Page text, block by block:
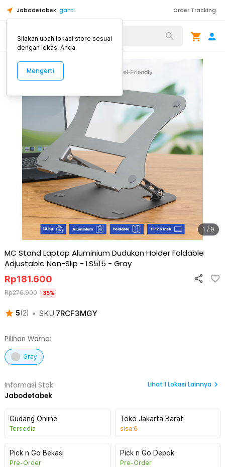
Jabodetabek ganti Order Tracking
Alat Kopi
1 / 9
MC Stand Laptop Aluminium Dudukan Holder Foldable
Adjustable Non-Slip - LS515 - Gray
5(2) • SKU 7RCF3MGY
Rp181.600
Rp276.900 35%
Pilihan Warna:
Gray
Informasi Stok:
Jabodetabek
Lihat 1Lokasi Lainnya
Gudang Online
Tersedia
Toko Jakarta Barat
sisa 6
Pick n Go Bekasi
Pre-Order
Pick n Go Depok
Pre-Order
Silakan ubah lokasi store sesuai
dengan lokasi Anda.
Mengerti